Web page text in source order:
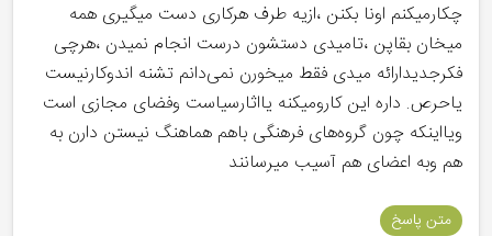
چکارمیکنم اونا بکنن ،ازیه طرف هرکاری دست میگیری همه
میخان بقاپن ،تامیدی دستشون درست انجام نمیدن ،هرچی
فکرجدیدارائه میدی فقط میخورن نمی‌دانم تشنه اندوکارنیست
یاحرص. داره این کارومیکنه یااثارسیاست وفضای مجازی است
ویااینکه چون گروه‌های فرهنگی باهم هماهنگ نیستن دارن به
هم وبه اعضای هم آسیب میرسانند
متن پاسخ